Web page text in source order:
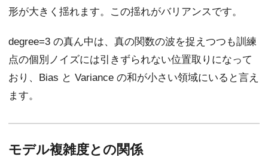
形が大きく揺れます。この揺れがバリアンスです。
degree=3 の真ん中は、真の関数の波を捉えつつも訓練
点の個別ノイズには引きずられない位置取りになって
おり、Bias と Variance の和が小さい領域にいると言え
ます。
モデル複雑度との関係